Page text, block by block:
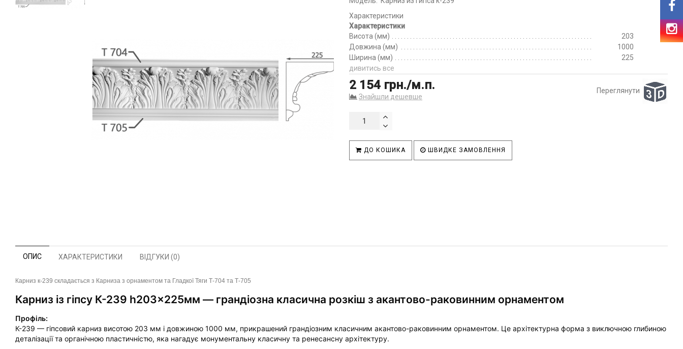
Характеристики
Характеристики
Висота (мм)
203
Довжина (мм)
1000
Ширина (мм)
225
дивитись все
2 154 грн./м.п.
Знайшли дешевше
Переглянути
ДО КОШИКА ШВИДКЕ ЗАМОВЛЕННЯ
ОПИС ХАРАКТЕРИСТИКИ ВІДГУКИ (0)
Карниз к-239 складається з Карниза з орнаментом та Гладкої Тяги Т-704 та Т-705
Карниз із гіпсу К-239 h203x225мм — грандіозна класична розкіш з акантово-раковинним орнаментом
Профіль:
К-239 — гіпсовий карниз висотою 203 мм і довжиною 1000 мм, прикрашений грандіозним класичним акантово-раковинним орнаментом. Це архітектурна форма з виключною глибиною
деталізації та органічною пластичністю, яка нагадує монументальну класичну та ренесансну архітектуру.